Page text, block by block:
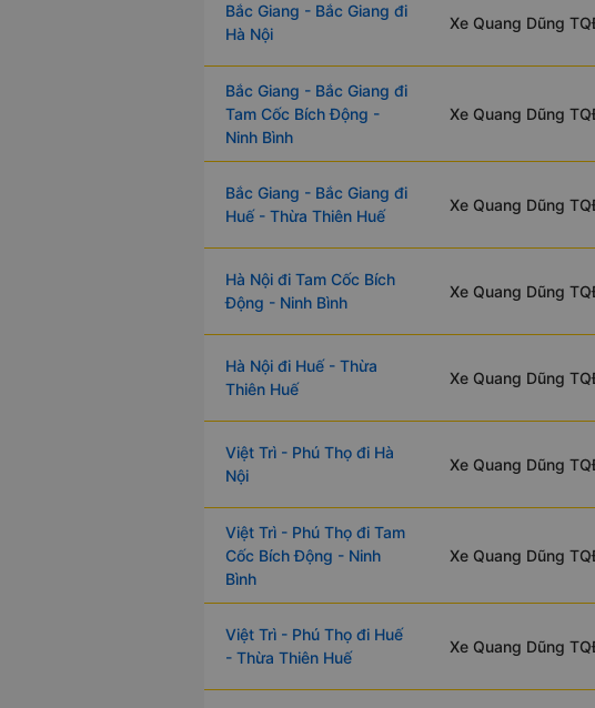
Bắc Giang - Bắc Giang đi
Hà Nội
Xe Quang Dũng
Bắc Giang - Bắc Giang đi
Tam Cốc Bích Động -
Ninh Bình
Xe Quang Dũng
Bắc Giang - Bắc Giang đi
Huế - Thừa Thiên Huế
Xe Quang Dũng
Hà Nội đi Tam Cốc Bích
Động - Ninh Bình
Xe Quang Dũng
Hà Nội đi Huế - Thừa
Thiên Huế
Xe Quang Dũng
Việt Trì - Phú Thọ đi Hà
Nội
Xe Quang Dũng
Việt Trì - Phú Thọ đi Tam
Cốc Bích Động - Ninh
Bình
Xe Quang Dũng
Việt Trì - Phú Thọ đi Huế
- Thừa Thiên Huế
Xe Quang Dũng